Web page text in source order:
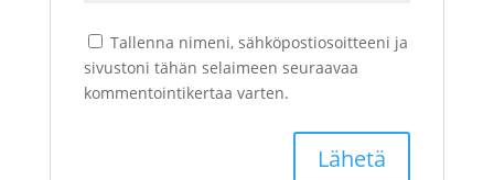
Tallenna nimeni, sähköpostiosoitteeni ja
sivustoni tähän selaimeen seuraavaa
kommentointikertaa varten.